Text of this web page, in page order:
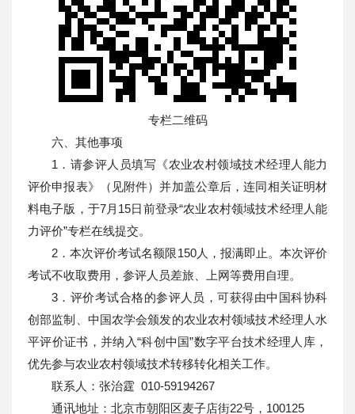
专栏二维码
六、其他事项
1．请参评人员填写《农业农村领域技术经理人能力
评价申报表》（见附件）并加盖公章后，连同相关证明材
料电子版，于7月15日前登录“农业农村领域技术经理人能
力评价”专栏在线提交。
2．本次评价考试名额限150人，报满即止。本次评价
考试不收取费用，参评人员差旅、上网等费用自理。
3．评价考试合格的参评人员，可获得由中国科协科
创部监制、中国农学会颁发的农业农村领域技术经理人水
平评价证书，并纳入“科创中国”数字平台技术经理人库，
优先参与农业农村领域技术转移转化相关工作。
联系人：张治霆 010-59194267
通讯地址：北京市朝阳区麦子店街22号，100125